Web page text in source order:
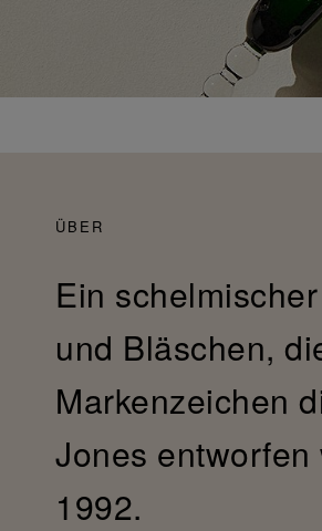
ÜBER
Ein
und Bläschen,
Markenzeichen
Jones
1992.